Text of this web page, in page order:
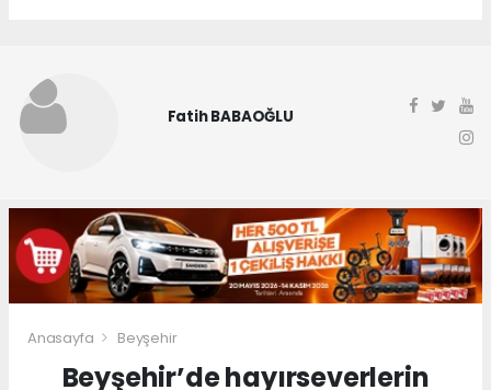
Fatih BABAOĞLU
Anasayfa Beyşehir
Beyşehir’de hayırseverlerin